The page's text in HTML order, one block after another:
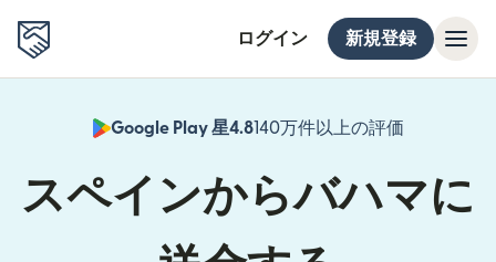
ログイン 新規登録
Google Play 星4.8140万件以上の評価
（別ウィン
スペインからバハマに